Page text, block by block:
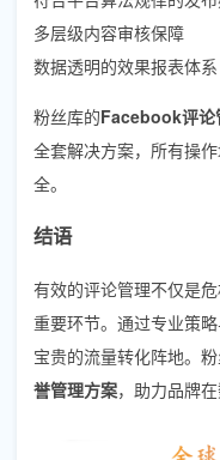
多层级内容审核保障
数据透明的效果报表体系
粉丝库的Facebook评论
全套解决方案，所有操
全。
结语
有效的评论管理不仅是
重要环节。通过专业策
宝贵的流量转化阵地。
誉管理方案，助力品牌